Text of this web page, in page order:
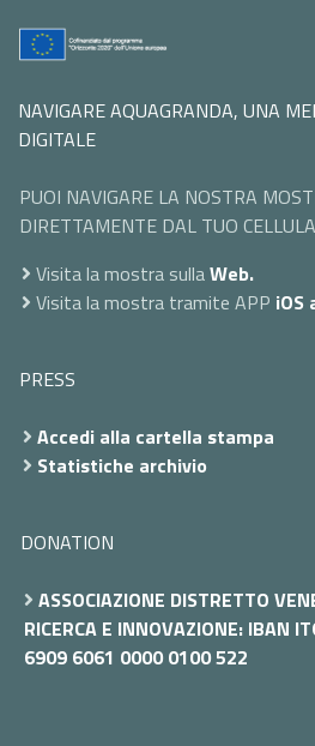
NAVIGARE AQUAGRANDA, UNA
DIGITALE
PUOI NAVIGARE LA NOSTRA
DIRETTAMENTE DAL TUO
Visita la mostra sullaWeb.
Visita la mostra tramite APP iOS
PRESS
Accedi alla cartella stampa
Statistiche archivio
DONATION
ASSOCIAZIONE DISTRETTO
RICERCA E INNOVAZIONE: IBAN
6909 6061 0000 0100 522